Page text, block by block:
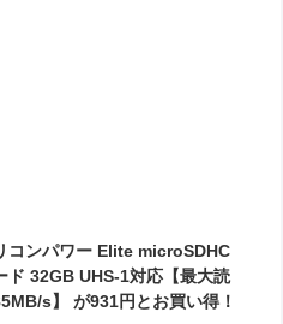
コンパワー Elite microSDHC
ド 32GB UHS-1対応【最大読
s】 が931円とお買い得！